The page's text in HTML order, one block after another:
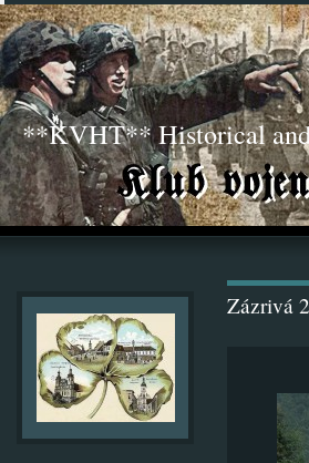
**KVHT** Historical
Zázrivá